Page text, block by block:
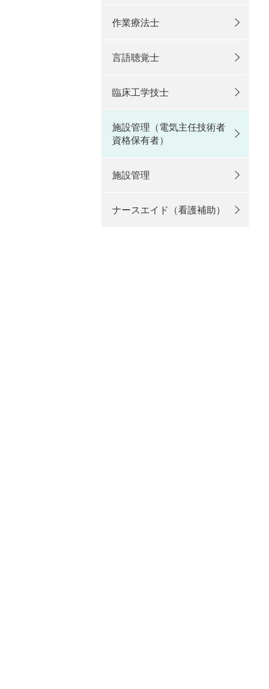
作業療法士
言語聴覚士
臨床工学技士
施設管理（電気主任技術者
資格保有者）
施設管理
ナースエイド（看護補助）